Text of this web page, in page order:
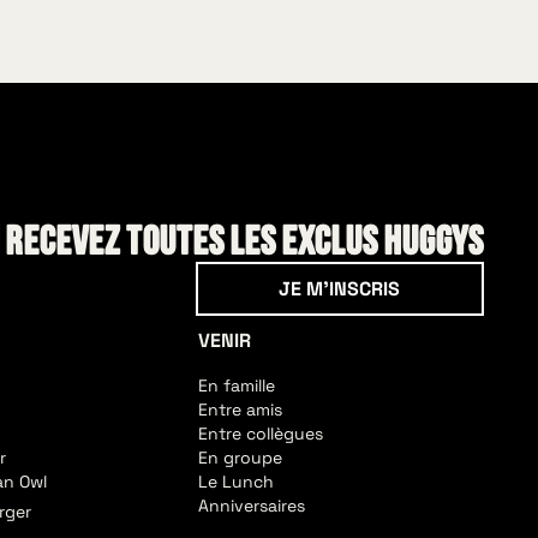
toutes les exclus HUGGYS
JE M'INSCRIS
Owl
VENIR
En famille
Entre amis
Entre collègues
En groupe
Le Lunch
Anniversaires